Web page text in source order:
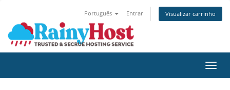
Português Entrar Visualizar carrinho